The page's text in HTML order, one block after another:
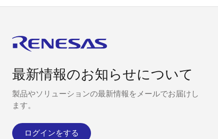
最新情報のお知らせについて
製品やソリューションの最新情報をメールでお届けし
ます。
ログインをする